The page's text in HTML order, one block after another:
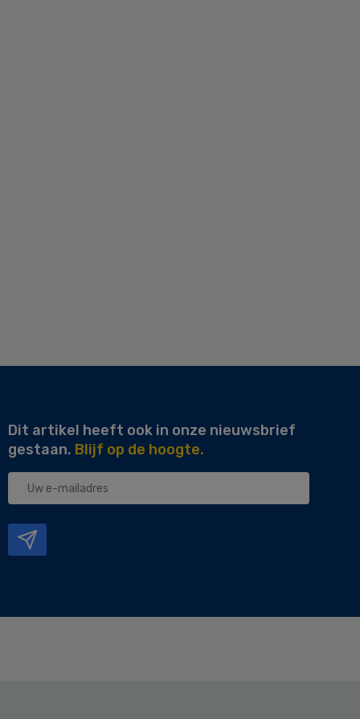
Dit artikel heeft ook in onze nieuwsbrief
gestaan. Blijf op de hoogte.
Uw